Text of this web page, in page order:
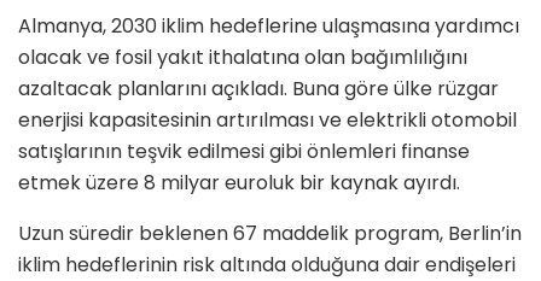
Almanya, 2030 iklim hedeflerine ulaşmasına yardımcı
olacak ve fosil yakıt ithalatına olan bağımlılığını
azaltacak planlarını açıkladı. Buna göre ülke rüzgar
enerjisi kapasitesinin artırılması ve elektrikli otomobil
satışlarının teşvik edilmesi gibi önlemleri finanse
etmek üzere 8 milyar euroluk bir kaynak ayırdı.
Uzun süredir beklenen 67 maddelik program, Berlin’in
iklim hedeflerinin risk altında olduğuna dair endişeleri